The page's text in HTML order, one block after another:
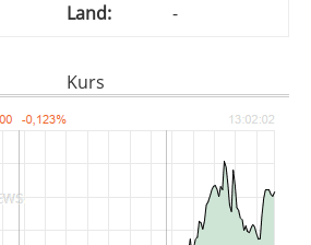
Land: -
Kurs